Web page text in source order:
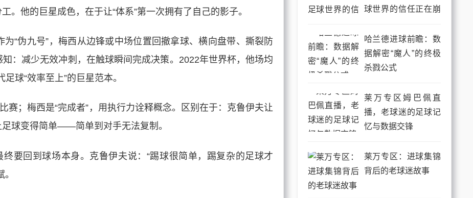
。他的巨星成色，在于让“体系”第一次拥有了自己的影子。
“伪九号”，梅西从边锋或中场位置回撤拿球、横向盘带、撕裂防
：减少无效冲刺，在触球瞬间完成决策。2022年世界杯，他场均
球“效率至上”的巨星范本。
赛；梅西是“完成者”，用执行力诠释概念。区别在于：克鲁伊夫让
球变得简单——简单到对手无法复制。
要回到球场本身。克鲁伊夫说：“踢球很简单，踢复杂的足球才
球世界的信任正在崩
哈兰德进球前瞻：数
据解密“魔人”的终极
杀戮公式
莱万专区姆巴佩直
播，老球迷的足球记
忆与数据交锋
莱万专区：进球集锦
背后的老球迷故事